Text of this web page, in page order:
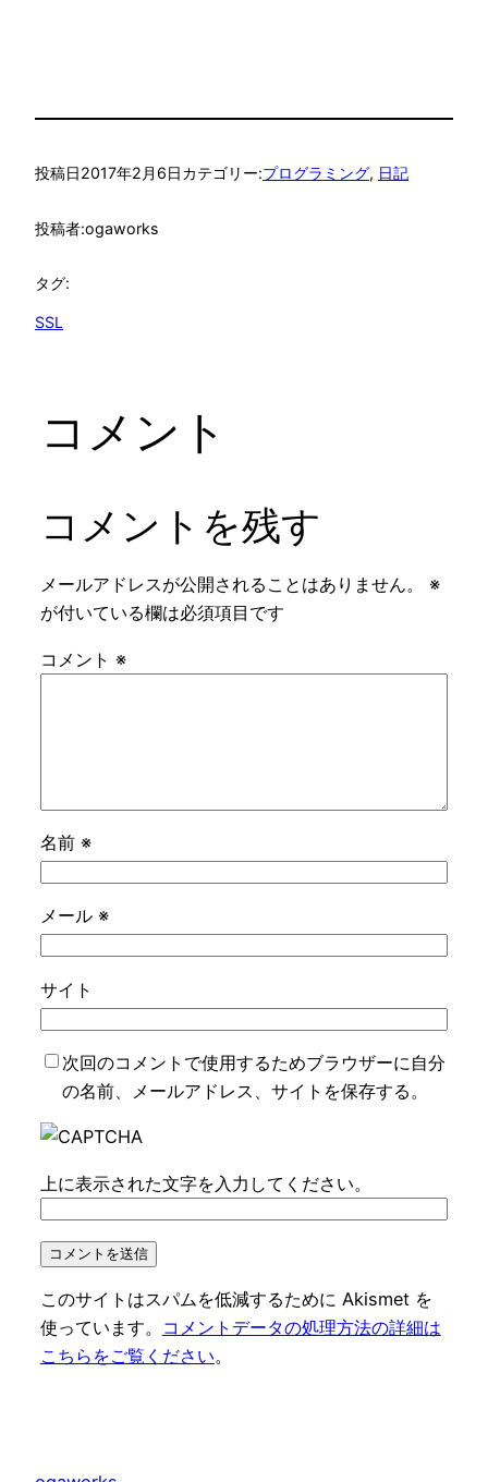
投稿日2017年2月6日カテゴリー:プログラミング, 日記
投稿者:ogaworks
タグ:
SSL
コメント
コメントを残す
メールアドレスが公開されることはありません。
※
が付いている欄は必須項目です
コメント ※
名前 ※
メール ※
サイト
次回のコメントで使用するためブラウザーに自分
の名前、メールアドレス、サイトを保存する。
上に表示された文字を入力してください。
このサイトはスパムを低減するために Akismet を
使っています。
コメントデータの処理方法の詳細は
こちらをご覧ください。